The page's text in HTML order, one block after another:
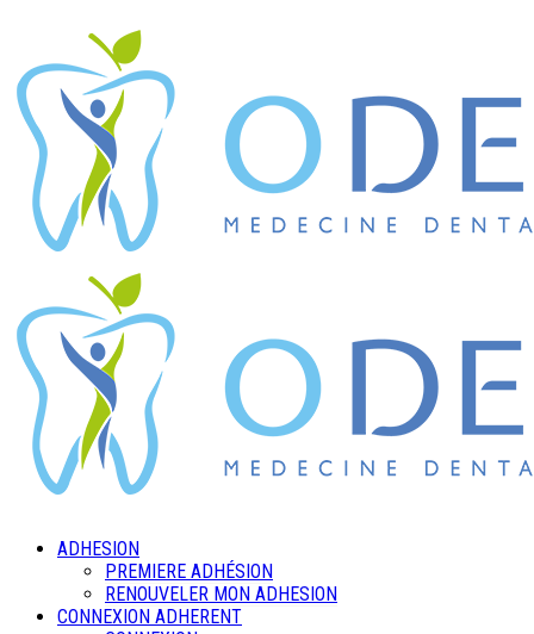
ADHESION
PREMIERE ADHÉSION
RENOUVELER MON ADHESION
CONNEXION ADHERENT